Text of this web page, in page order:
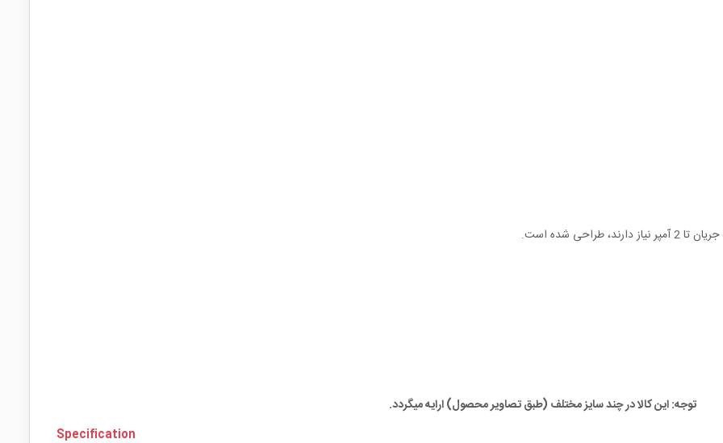
توجه: این کالا در چند سایز مختلف (طبق تصاویر محصول) ارایه میگردد.
Specification